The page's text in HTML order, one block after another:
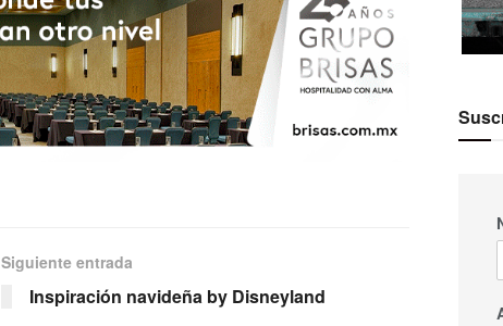
Siguiente entrada
Inspiración navideña by Disneyland